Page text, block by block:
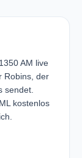
AM live
Robins, der
sendet.
kostenlos